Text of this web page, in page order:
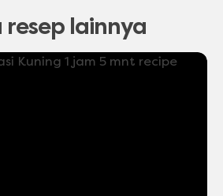
resep lainnya